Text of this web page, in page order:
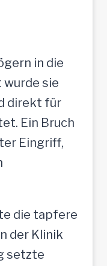
in die
sie
direkt für
Ein Bruch
Eingriff,
die tapfere
der Klinik
setzte